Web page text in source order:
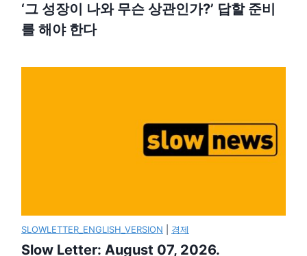
‘그 성장이 나와 무슨 상관인가?’ 답할 준비
를 해야 한다
SLOWLETTER_ENGLISH_VERSION 경제
Slow Letter: August 07, 2026.